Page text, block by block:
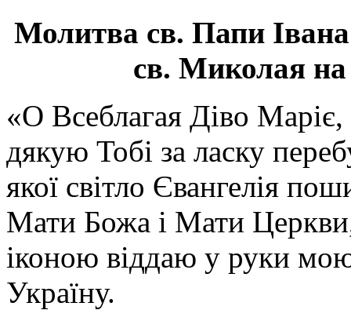
Молитва св. Папи
св. Миколая на
«О Всеблагая Діво
дякую Тобі за ласку
якої світло Євангелія
Мати Божа і Мати
іконою віддаю у руки
Україну.